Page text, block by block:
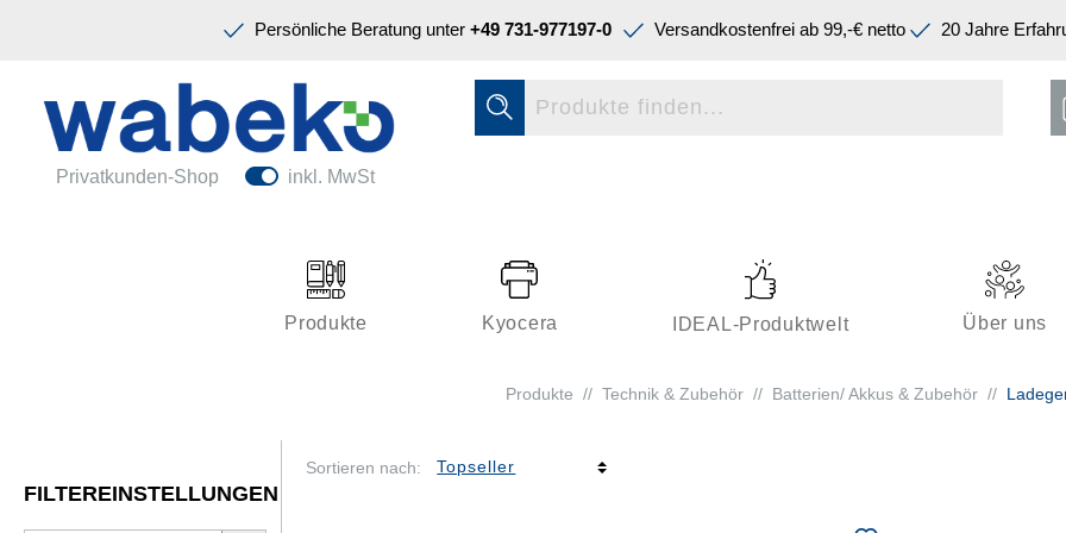
Persönliche Beratung unter +49 731-977197-0 Versandkostenfrei ab 99,-€ netto 20 Jahre
Privatkunden-Shop inkl. MwSt
Produkte Kyocera IDEAL-Produktwelt Über uns
Ordnen & Registrieren
Papiere & Blöcke
Büroeinrichtung
Kleben & Versenden
Schreiben & Korrigieren
Produkte // Technik & Zubehör // Batterien/ Akkus & Zubehör //
FILTEREINSTELLUNGEN
Sortieren nach:
Schreiben & Korrigieren